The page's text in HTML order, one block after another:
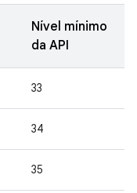
Nível mínimo
da API
33
34
35